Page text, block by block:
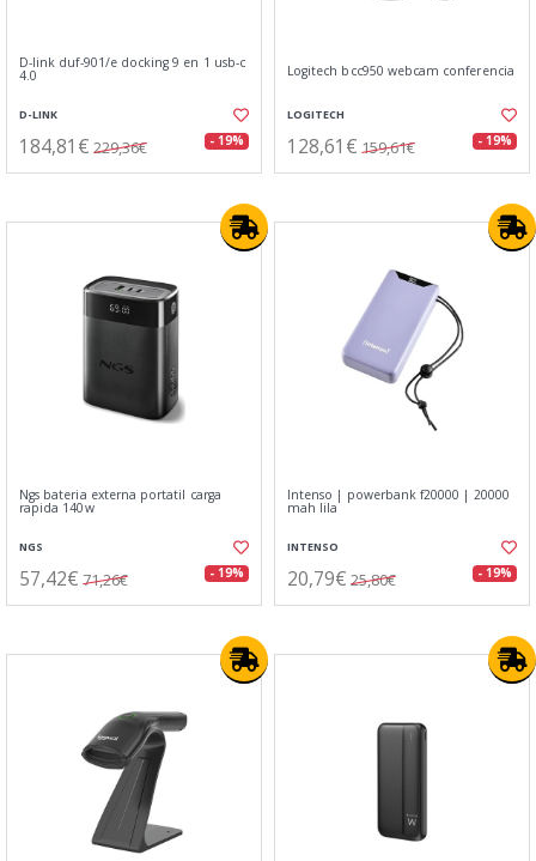
D-link duf-901/e docking 9 en 1 usb-c
4.0
D-LINK
184,81€ 229,36€ - 19%
Logitech bcc950 webcam conferencia
LOGITECH
128,61€ 159,61€ - 19%
Ngs bateria externa portatil carga
rapida 140w
NGS
57,42€ 71,26€ - 19%
Intenso | powerbank f20000 | 20000
mah lila
INTENSO
20,79€ 25,80€ - 19%